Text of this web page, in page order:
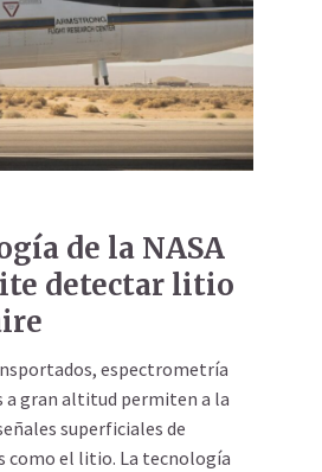
de la NASA
detectar litio
espectrometría
a gran altitud permiten a la
superficiales de
como el litio. La tecnología